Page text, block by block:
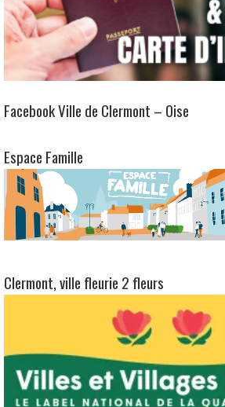
Facebook Ville de Clermont – Oise
Espace Famille
Clermont, ville fleurie 2 fleurs